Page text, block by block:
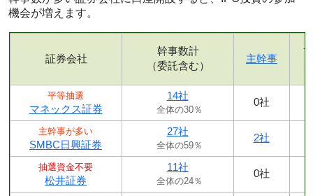
機会が増えます。
証券会社
幹事数計
（委託含む）
主幹事
平等抽選
マネックス証券
14社
全体の30％
0社
主幹事が多い
SMBC日興証券
27社
全体の59％
2社
抽選資金不要
松井証券
11社
全体の24％
0社